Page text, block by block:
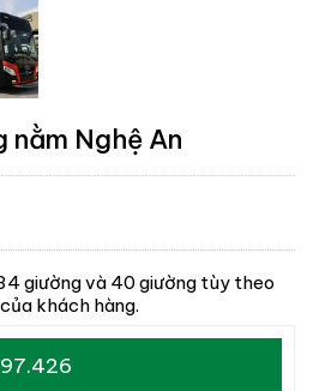
nằm Nghệ An
giường và 40 giường tùy theo
khách hàng.